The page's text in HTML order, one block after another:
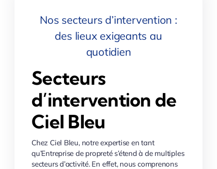
Nos secteurs d’intervention :
des lieux exigeants au
quotidien
Secteurs
d’intervention de
Ciel Bleu
Chez Ciel Bleu, notre expertise en tant
qu’Entreprise de propreté s’étend à de multiples
secteurs d’activité. En effet, nous comprenons